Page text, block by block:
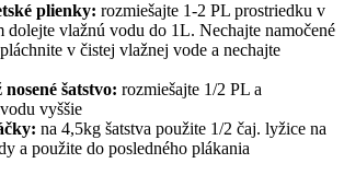
plienky: rozmiešajte 1-2 PL prostriedku v
dolejte vlažnú vodu do 1L. Nechajte namočené
v čistej vlažnej vode a nechajte
šatstvo: rozmiešajte 1/2 PL a
vyššie
na 4,5kg šatstva použite 1/2 čaj. lyžice na
a použite do posledného plákania